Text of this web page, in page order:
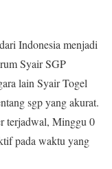
Indonesia menjadi
Syair SGP
lain Syair Togel
sgp yang akurat.
terjadwal, Minggu 0
pada waktu yang